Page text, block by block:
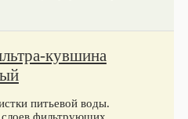
кувшина
питьевой воды.